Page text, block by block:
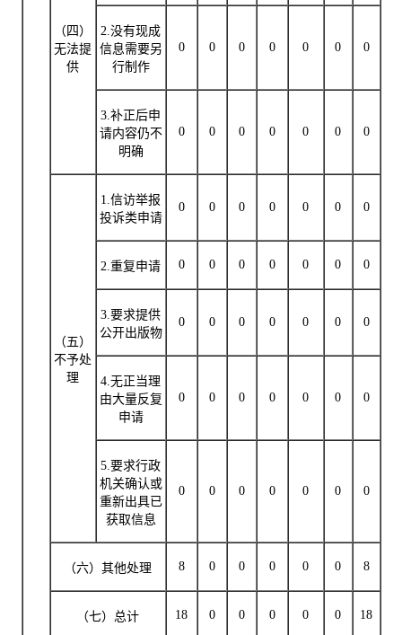
（四）
无法提
供
2.没有现成
信息需要另
行制作
0 0 0 0 0 0 0
3.补正后申
请内容仍不
明确
0 0 0 0 0 0 0
（五）
不予处
理
1.信访举报
投诉类申请
0 0 0 0 0 0 0
2.重复申请 0 0 0 0 0 0 0
3.要求提供
公开出版物
0 0 0 0 0 0 0
4.无正当理
由大量反复
申请
0 0 0 0 0 0 0
5.要求行政
机关确认或
重新出具已
获取信息
0 0 0 0 0 0 0
（六）其他处理 8 0 0 0 0 0 8
（七）总计 18 0 0 0 0 0 18